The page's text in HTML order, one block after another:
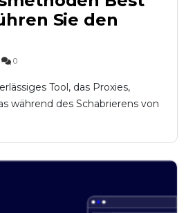
Sie den
0
Tool, das Proxies,
während des Schabrierens von